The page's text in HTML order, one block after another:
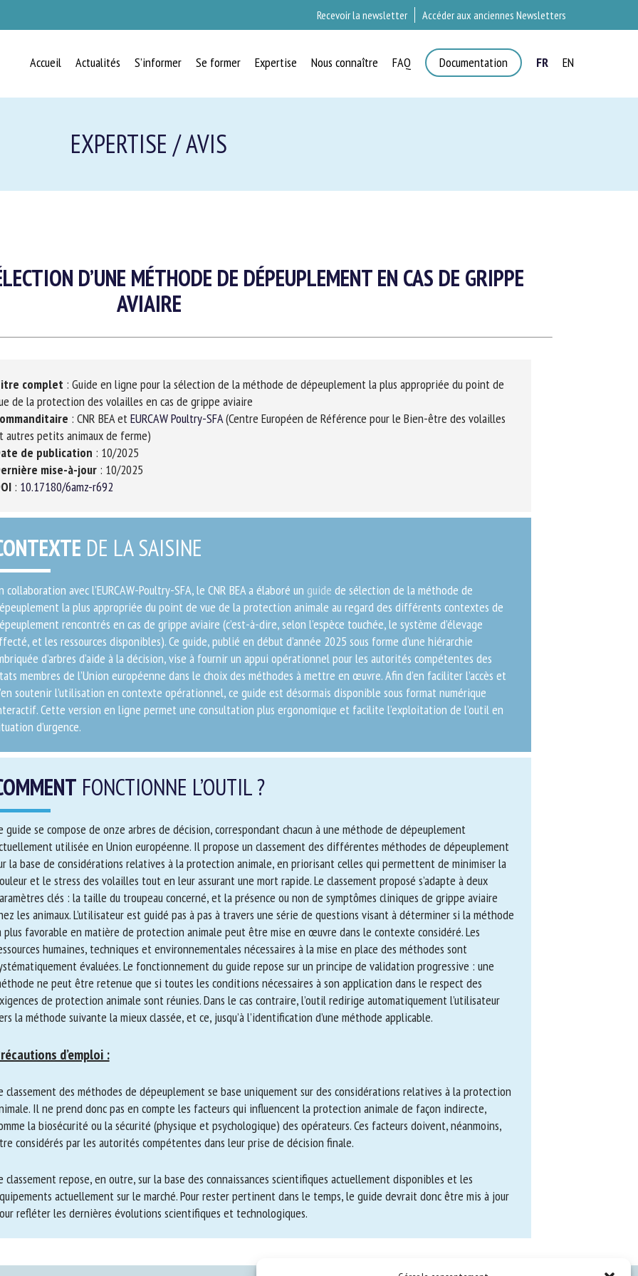
Recevoir la newsletter Accéder aux anciennes Newsletters
Accueil Actualités S’informer Se former Expertise Nous connaître FAQ Documentation FR EN
EXPERTISE / AVIS
D’UNE MÉTHODE DE DÉPEUPLEMENT EN CAS DE GRIPPE
AVIAIRE
complet: Guide en ligne pour la sélection de la méthode de dépeuplement la plus appropriée du point de
de la protection des volailles en cas de grippe aviaire
: CNR BEA et EURCAW Poultry-SFA(Centre Européen de Référence pour le Bien-être des volailles
autres petits animaux de ferme)
de publication : 10/2025
mise-à-jour: 10/2025
: 10.17180/6amz-r692
DE LA SAISINE
collaboration avec l’EURCAW-Poultry-SFA, le CNR BEA a élaboré un guidede sélection de la méthode de
la plus appropriée du point de vue de la protection animale au regard des différents contextes de
rencontrés en cas de grippe aviaire (c’est-à-dire, selon l’espèce touchée, le système d’élevage
et les ressources disponibles). Ce guide, publié en début d’année 2025 sous forme d’une hiérarchie
d’arbres d’aide à la décision, vise à fournir un appui opérationnel pour les autorités compétentes des
membres de l’Union européenne dans le choix des méthodes à mettre en œuvre. Afin d’en faciliter l’accès et
soutenir l’utilisation en contexte opérationnel, ce guide est désormais disponible sous format numérique
Cette version en ligne permet une consultation plus ergonomique et facilite l’exploitation de l’outil en
d’urgence.
FONCTIONNE L’OUTIL ?
guide se compose de onze arbres de décision, correspondant chacun à une méthode de dépeuplement
utilisée en Union européenne. Il propose un classement des différentes méthodes de
sur la base de considérations relatives à la protection animale, en priorisant celles qui permettent
minimiser la douleur et le stress des volailles tout en leur assurant une mort rapide. Le classement proposé
à deux paramètres clés : la taille du troupeau concerné, et la présence ou non de symptômes cliniques de
aviaire chez les animaux. L’utilisateur est guidé pas à pas à travers une série de questions visant à
si la méthode la plus favorable en matière de protection animale peut être mise en œuvre dans le
considéré. Les ressources humaines, techniques et environnementales nécessaires à la mise en place des
sont systématiquement évaluées. Le fonctionnement du guide repose sur un principe de validation
: une méthode ne peut être retenue que si toutes les conditions nécessaires à son application dans le
des exigences de protection animale sont réunies. Dans le cas contraire, l’outil redirige automatiquement
vers la méthode suivante la mieux classée, et ce, jusqu’à l’identification d’une méthode applicable.
d’emploi :
classement des méthodes de dépeuplement se base uniquement sur des considérations relatives à la
animale. Il ne prend donc pas en compte les facteurs qui influencent la protection animale de façon
comme la biosécurité ou la sécurité (physique et psychologique) des opérateurs. Ces facteurs doivent,
être considérés par les autorités compétentes dans leur prise de décision finale.
classement repose, en outre, sur la base des connaissances scientifiques actuellement disponibles et les
actuellement sur le marché. Pour rester pertinent dans le temps, le guide devrait donc être mis à
pour refléter les dernières évolutions scientifiques et technologiques.
CHAQUE MOIS GRATUITEMENT
LES DERNIÈRES ACTUALITÉS SUR LE
BIEN-ÊTRE ANIMAL
remplir le formulaire ci-dessous pour vous inscrire à notre newsletter :
*
Prénom
E-mail *
En soumettant ce formulaire, j'accepte que les informations saisies soient
dans le cadre de la relation avec le CNR BEA. *
champs suivis de * sont obligatoires